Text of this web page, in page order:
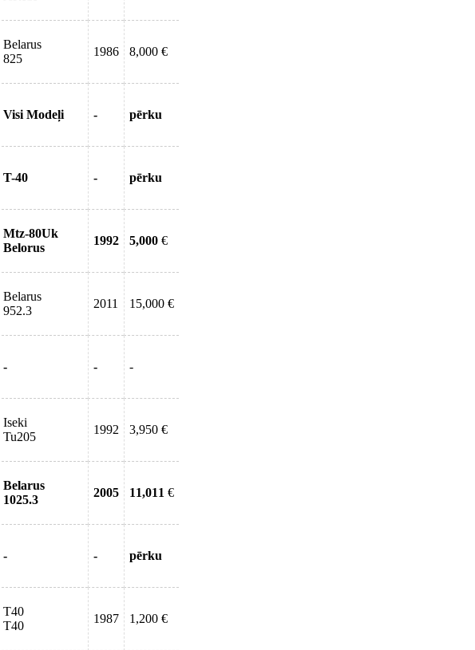
Belarus
825
1986 8,000 €
Visi Modeļi - pērku
T-40 - pērku
Mtz-80Uk
Belorus
1992 5,000 €
Belarus
952.3
2011 15,000 €
- - -
Iseki
Tu205
1992 3,950 €
Belarus
1025.3
2005 11,011 €
- - pērku
T40
T40
1987 1,200 €